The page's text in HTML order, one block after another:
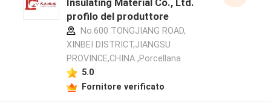
Insulating Material Co., Ltd.
profilo del produttore
No.600 TONGJIANG ROAD,
XINBEI DISTRICT,JIANGSU
PROVINCE,CHINA ,Porcellana
5.0
Fornitore verificato